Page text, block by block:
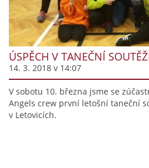
ÚSPĚCH V TANEČNÍ
14. 3. 2018 v 14:07
V sobotu 10. března jsme se
Angels crew první letošní taneční
v Letovicích.